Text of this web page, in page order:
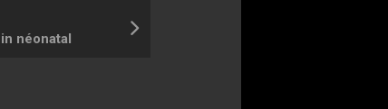
néonatal